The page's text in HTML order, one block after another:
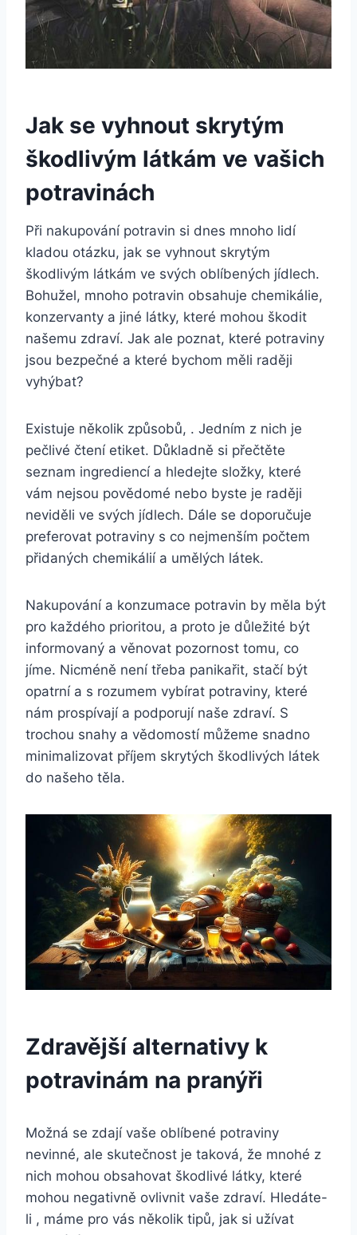
Jak se vyhnout skrytým
škodlivým látkám ve vašich
potravinách
Při nakupování potravin si dnes mnoho lidí
kladou otázku, jak se vyhnout skrytým
škodlivým látkám ve svých oblíbených jídlech.
Bohužel, mnoho potravin obsahuje chemikálie,
konzervanty a jiné látky, které mohou škodit
našemu zdraví. Jak ale poznat, které potraviny
jsou bezpečné a které bychom měli raději
vyhýbat?
Existuje několik způsobů, . Jedním z nich je
pečlivé čtení etiket. Důkladně si přečtěte
seznam ingrediencí a hledejte složky, které
vám nejsou povědomé nebo byste je raději
neviděli ve svých jídlech. Dále se doporučuje
preferovat potraviny s co nejmenším počtem
přidaných chemikálií a umělých látek.
Nakupování a konzumace potravin by měla být
pro každého prioritou, a proto je důležité být
informovaný a věnovat pozornost tomu, co
jíme. Nicméně není třeba panikařit, stačí být
opatrní a s rozumem vybírat potraviny, které
nám prospívají a podporují naše zdraví. S
trochou snahy a vědomostí můžeme snadno
minimalizovat příjem skrytých škodlivých látek
do našeho těla.
Zdravější alternativy k
potravinám na pranýři
Možná se zdají vaše oblíbené potraviny
nevinné, ale skutečnost je taková, že mnohé z
nich mohou obsahovat škodlivé látky, které
mohou negativně ovlivnit vaše zdraví. Hledáte-
li , máme pro vás několik tipů, jak si užívat